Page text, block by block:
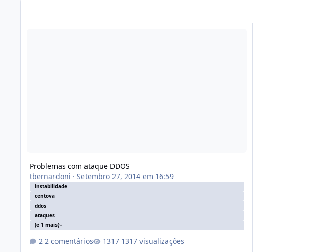
Problemas com ataque DDOS
tbernardoni · Setembro 27, 2014 em 16:59
instabilidade
centova
ddos
ataques
(e 1 mais)
2 comentários 1317 visualizações